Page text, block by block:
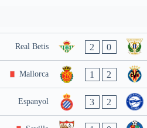
Real Betis 2 0
Mallorca 1 2
Espanyol 3 2